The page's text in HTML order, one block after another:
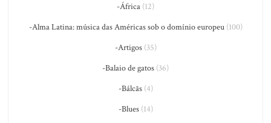
-África (12)
-Alma Latina: música das Américas sob o domínio europeu(100)
-Artigos(35)
-Balaio de gatos (36)
-Bálcãs(4)
-Blues(14)